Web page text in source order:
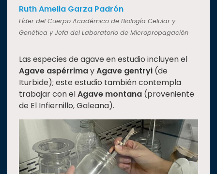
Ruth Amelia Garza Padrón
Líder del Cuerpo Académico de Biología Celular y
Genética y Jefa del Laboratorio de Micropropagación
Las especies de agave en estudio incluyen el
Agave aspérrimayAgave gentryi (de
Iturbide); este estudio también contempla
trabajar con elAgave montana (proveniente
de El Infiernillo, Galeana).